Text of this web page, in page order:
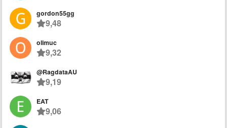
gordon55gg
9,48
olimuc
9,32
@RagdataAU
9,19
EAT
9,06